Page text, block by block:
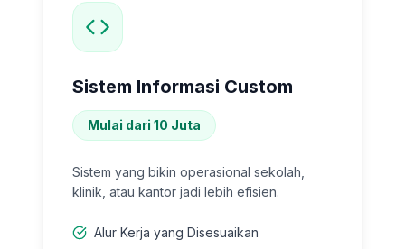
Sistem Informasi Custom
Mulai dari 10 Juta
Sistem yang bikin operasional sekolah,
klinik, atau kantor jadi lebih efisien.
Alur Kerja yang Disesuaikan